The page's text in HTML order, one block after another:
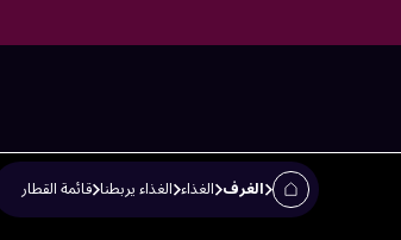
الغرف الغذاء الغذاء يربطنا قائمة القطار